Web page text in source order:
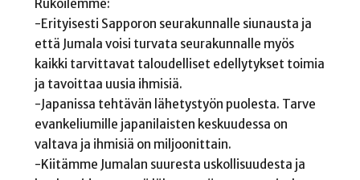
Rukoilemme:
-Erityisesti Sapporon seurakunnalle siunausta ja
että Jumala voisi turvata seurakunnalle myös
kaikki tarvittavat taloudelliset edellytykset toimia
ja tavoittaa uusia ihmisiä.
-Japanissa tehtävän lähetystyön puolesta. Tarve
evankeliumille japanilaisten keskuudessa on
valtava ja ihmisiä on miljoonittain.
-Kiitämme Jumalan suuresta uskollisuudesta ja